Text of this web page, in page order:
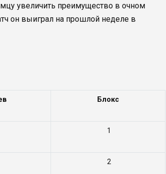
увеличить преимущество в очном
он выиграл на прошлой неделе в
Блокс
1
2